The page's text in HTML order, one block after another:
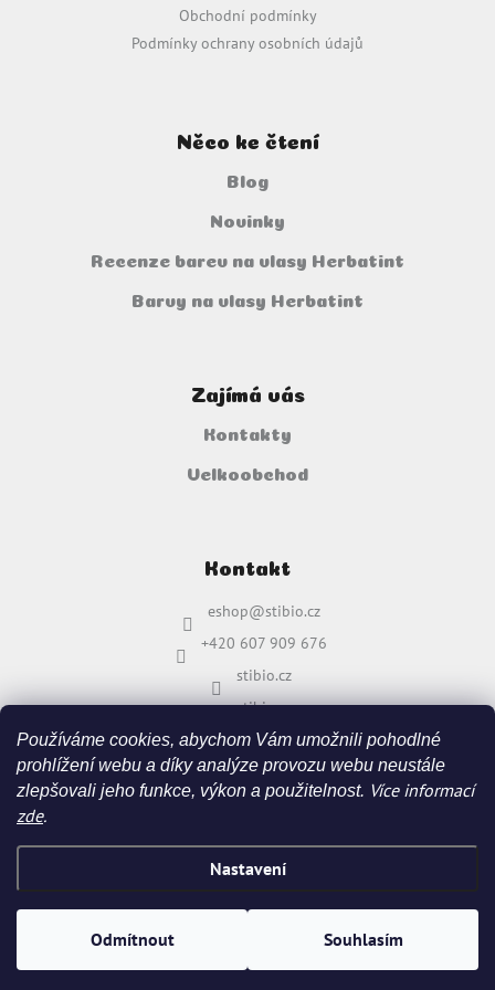
Používáme cookies, abychom Vám umožnili pohodlné
prohlížení webu a díky analýze provozu webu neustále
zlepšovali jeho funkce, výkon a použitelnost. Více informací
zde.
Nastavení
Odmítnout Souhlasím
s
Obchodní podmínky
Podmínky ochrany osobních údajů
Něco ke čtení
Blog
Novinky
Recenze barev na vlasy Herbatint
Barvy na vlasy Herbatint
Zajímá vás
Kontakty
Velkoobchod
Kontakt
eshop@stibio.cz
+420 607 909 676
stibio.cz
stibio.cz
Vytvořil Shoptet
Copyright 2026 . Všechna práva vyhrazena.